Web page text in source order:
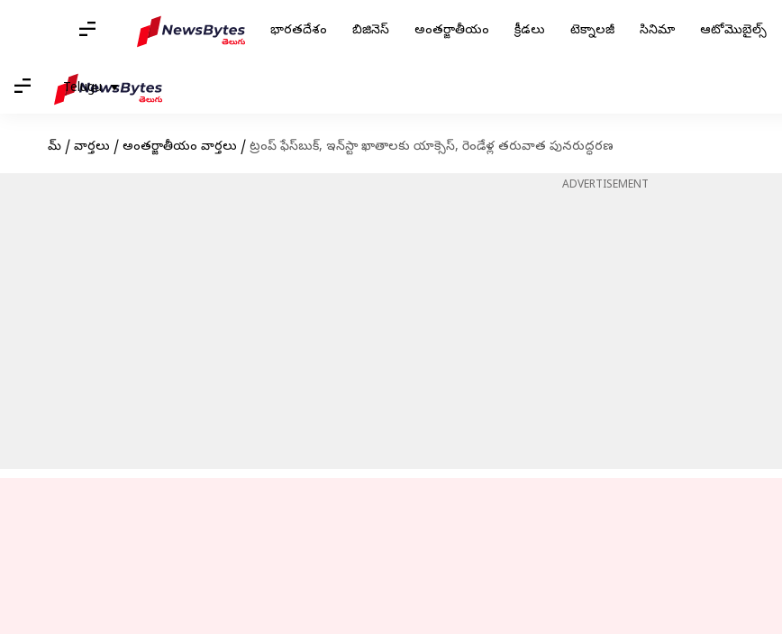
భారతదేశం బిజినెస్ అంతర్జాతీయం క్రీడలు టెక్నాలజీ సినిమా ఆటోమొబైల్స్
Telugu
హోమ్ / వార్తలు / అంతర్జాతీయం వార్తలు / ట్రంప్ ఫేస్‌బుక్, ఇన్‌స్టా ఖాతాలకు యాక్సెస్, రెండేళ్ల తరువాత పునరుద్ధరణ
ADVERTISEMENT